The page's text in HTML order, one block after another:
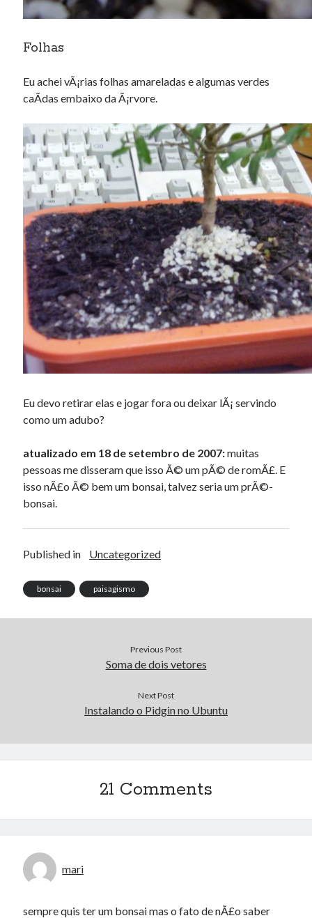
Folhas
Eu achei vÃ¡rias folhas amareladas e algumas verdes
caÃ­das embaixo da Ã¡rvore.
Eu devo retirar elas e jogar fora ou deixar lÃ¡ servindo
como um adubo?
atualizado em 18 de setembro de 2007:muitas
pessoas me disseram que isso Ã© um pÃ© de romÃ£. E
isso nÃ£o Ã© bem um bonsai, talvez seria um prÃ©-
bonsai.
Published in Uncategorized
bonsai paisagismo
Previous Post
Soma de dois vetores
Next Post
Instalando o Pidgin no Ubuntu
21 Comments
mari
sempre quis ter um bonsai mas o fato de nÃ£o saber